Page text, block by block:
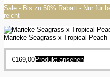
Sale - Bis zu 50% Rabatt - Nur für
reicht
Marieke Seagrass x Tropical Peach
€169,00Produkt ansehen